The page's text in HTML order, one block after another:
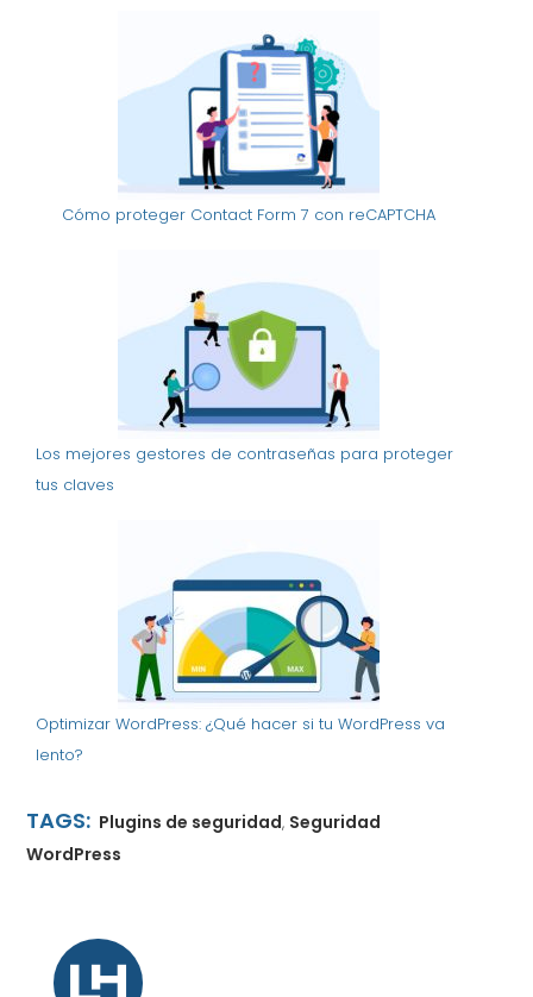
Cómo proteger Contact Form 7 con reCAPTCHA
Los mejores gestores de contraseñas para proteger
tus claves
Optimizar WordPress: ¿Qué hacer si tu WordPress va
lento?
TAGS: Plugins de seguridad, Seguridad
WordPress